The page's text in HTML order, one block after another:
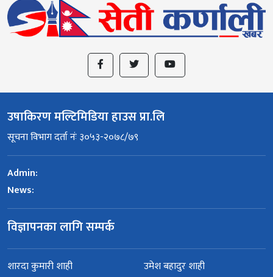
उषाकिरण मल्टिमिडिया हाउस प्रा.लि
सूचना विभाग दर्ता नंः ३०५३-२०७८/७९
Admin:
News:
विज्ञापनका लागि सम्पर्क
शारदा कुमारी शाही
उमेश बहादुर शाही